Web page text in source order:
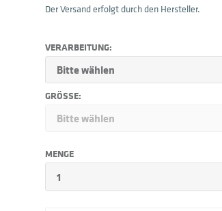
Der Versand erfolgt durch den Hersteller.
VERARBEITUNG:
GRÖSSE:
MENGE